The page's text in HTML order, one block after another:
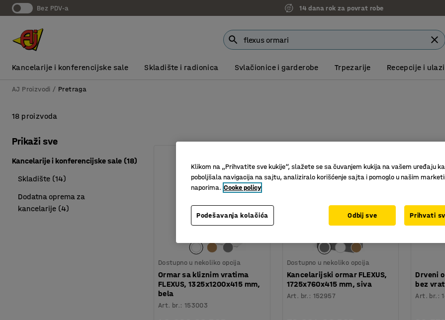
bez PDV-a 14 dana rok za povrat robe
Kancelarije i konferencijske sale Skladište i radionica Svlačionice i garderobe Trpezarije Recepcije i ulazi
AJ Proizvodi Pretraga
Dostupno u nekoliko opcija
Ormar sa kliznim vratima
FLEXUS, 1325x1200x415 mm,
bela
Art. br.: 153003
Dostupno u nekoliko opcija
Kancelarijski ormar FLEXUS,
1725x760x415 mm, siva
Art. br. : 152957
Drveni
bez
Art. br. :
18 proizvoda
Prikaži sve
Kancelarije i konferencijske sale (18)
Skladište (14)
Dodatna oprema za
kancelarije (4)
Klikom na „Prihvatite sve kukije“, slažete se sa čuvanjem kukija na vašem uređaju
poboljšala navigacija na sajtu, analiziralo korišćenje sajta i pomoglo u našim
naporima. Cooke policy
Podešavanja kolačića Odbij sve Prihvati